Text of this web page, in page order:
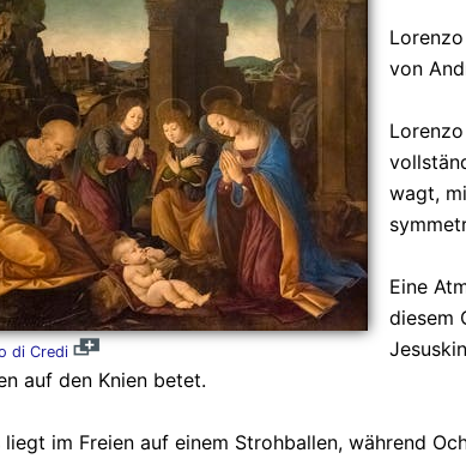
di Credi
von
wagt,
Eine
diesem
auf den Knien betet.
liegt im Freien auf einem Strohballen, während